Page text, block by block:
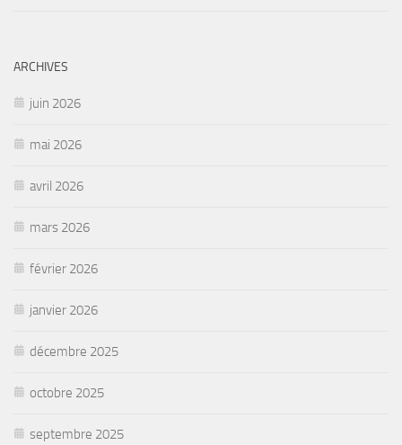
ARCHIVES
juin 2026
mai 2026
avril 2026
mars 2026
février 2026
janvier 2026
décembre 2025
octobre 2025
septembre 2025